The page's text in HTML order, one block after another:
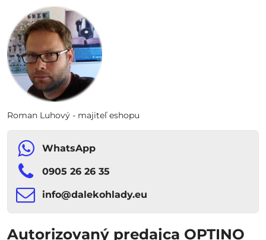
Roman Luhový - majiteľ eshopu
WhatsApp
0905 26 26 35
info​​@dalekohlady​​.eu
Autorizovaný predajca OPTINO